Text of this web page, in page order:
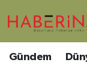
Gündem
Asayiş
Nöbetçi